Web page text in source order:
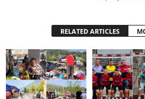
RELATED ARTICLES